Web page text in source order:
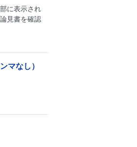
に表示され
見書を確認
マなし）